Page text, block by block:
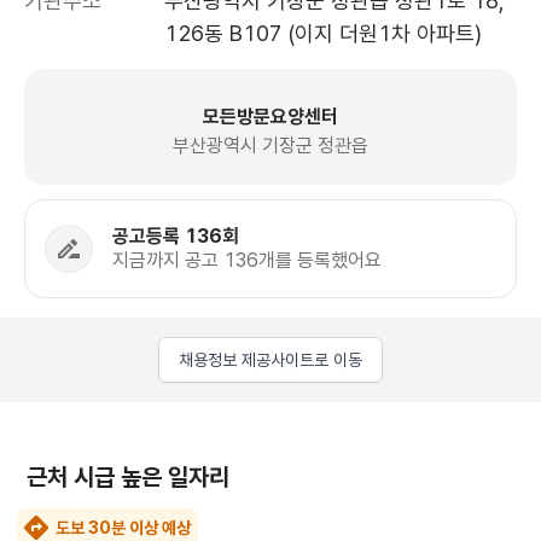
126동 B107 (이지 더원1차 아파트)
모든방문요양센터
부산광역시 기장군 정관읍
공고등록 136회
지금까지 공고 136개를 등록했어요
채용정보 제공사이트로 이동
근처 시급 높은 일자리
도보 30분 이상 예상